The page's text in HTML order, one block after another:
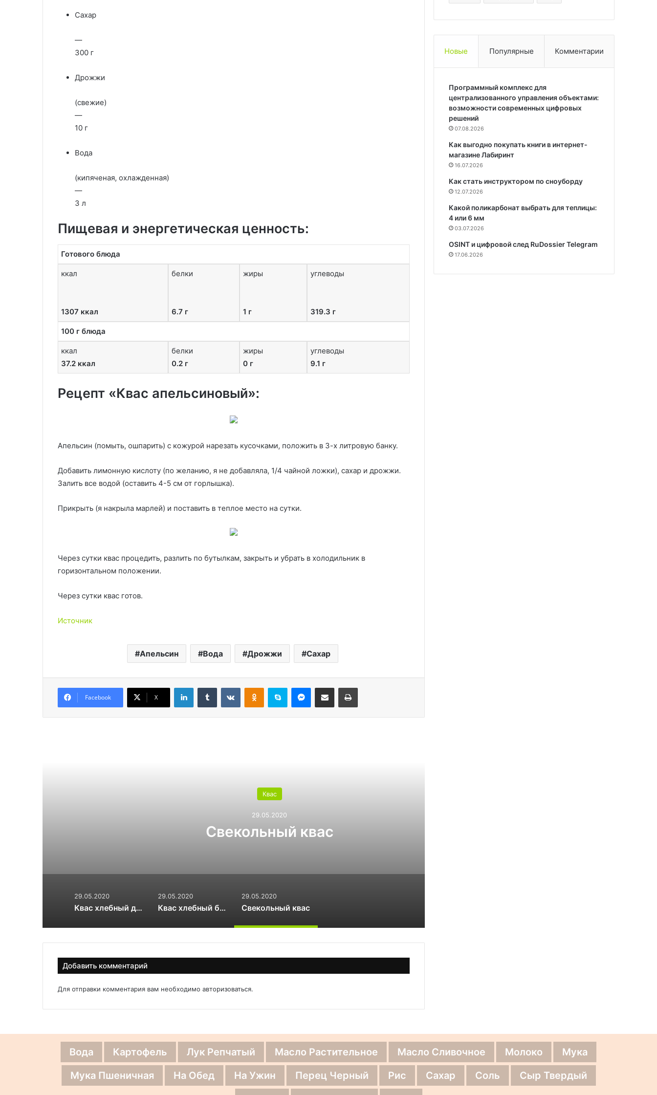
Сахар
—
300 г
Дрожжи
(свежие)
—
10 г
Вода
(кипяченая, охлажденная)
—
3 л
Пищевая и энергетическая ценность:
Готового блюда
ккал
1307 ккал
белки
6.7 г
жиры
1 г
углеводы
319.3 г
100 г блюда
ккал
37.2 ккал
белки
0.2 г
жиры
0 г
углеводы
9.1 г
Рецепт «Квас апельсиновый»:
Апельсин (помыть, ошпарить) с кожурой нарезать кусочками, положить в 3-х литровую банку.
Добавить лимонную кислоту (по желанию, я не добавляла, 1/4 чайной ложки), сахар и дрожжи.
Залить все водой (оставить 4-5 см от горлышка).
Прикрыть (я накрыла марлей) и поставить в теплое место на сутки.
Через сутки квас процедить, разлить по бутылкам, закрыть и убрать в холодильник в
горизонтальном положении.
Через сутки квас готов.
Источник
Апельсин Вода Дрожжи Сахар
Facebook X
LinkedInTumblr ВконтактеОдноклассники
Skype Messenger
Поделиться через электронную почту Печатать
Свекольный квас
29.05.2020
Квас хлебный домашний
29.05.2020
Квас хлебный без дрожжей
29.05.2020
Свекольный квас
Добавить комментарий
Для отправки комментария вам необходимо авторизоваться.
Новые Популярные Комментарии
Программный комплекс для
централизованного управления объектами:
возможности современных цифровых
решений
07.08.2026
Как выгодно покупать книги в интернет-
магазине Лабиринт
16.07.2026
Как стать инструктором по сноуборду
12.07.2026
Какой поликарбонат выбрать для теплицы:
4 или 6 мм
03.07.2026
OSINT и цифровой след RuDossier Telegram
17.06.2026
Вода Картофель Лук Репчатый Масло Растительное Масло Сливочное Молоко
Мука
Мука Пшеничная
На Обед На Ужин Перец Черный Рис Сахар Соль
Сыр Твердый